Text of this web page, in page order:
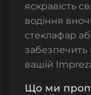
яскравість
водіння
стеклафар
забезпечить
вашій
Що ми